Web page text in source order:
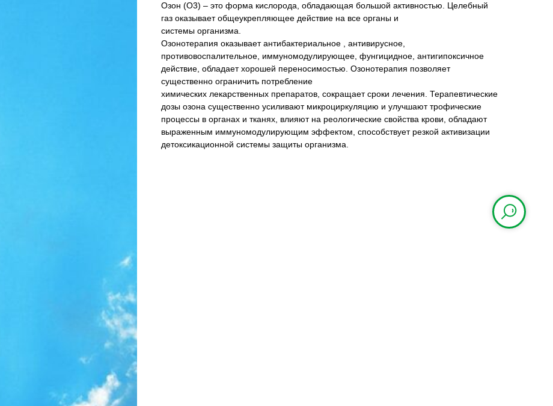
Озон (О3) – это форма кислорода, обладающая большой активностью. Целебный
газ оказывает общеукрепляющее действие на все органы и
системы организма.
Озонотерапия оказывает антибактериальное , антивирусное,
противовоспалительное, иммуномодулирующее, фунгицидное, антигипоксичное
действие, обладает хорошей переносимостью. Озонотерапия позволяет
существенно ограничить потребление
химических лекарственных препаратов, сокращает сроки лечения. Терапевтические
дозы озона существенно усиливают микроциркуляцию и улучшают трофические
процессы в органах и тканях, влияют на реологические свойства крови, обладают
выраженным иммуномодулирующим эффектом, способствует резкой активизации
детоксикационной системы защиты организма.